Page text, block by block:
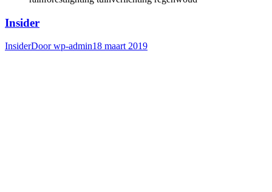
Insider
InsiderDoorwp-admin18 maart 2019